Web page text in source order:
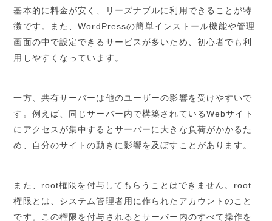
基本的に料金が安く、リーズナブルに利用できることが特
徴です。また、WordPressの簡単インストール機能や管理
画面の中で設定できるサービスが多いため、初心者でも利
用しやすくなっています。
一方、共有サーバーは他のユーザーの影響を受けやすいで
す。例えば、同じサーバー内で構築されているWebサイト
にアクセスが集中するとサーバーに大きな負荷がかかるた
め、自分のサイトの動きに影響を及ぼすことがあります。
また、root権限を付与してもらうことはできません。root
権限とは、システム管理者用に作られたアカウントのこと
です。この権限を付与されるとサーバー内のすべて操作を